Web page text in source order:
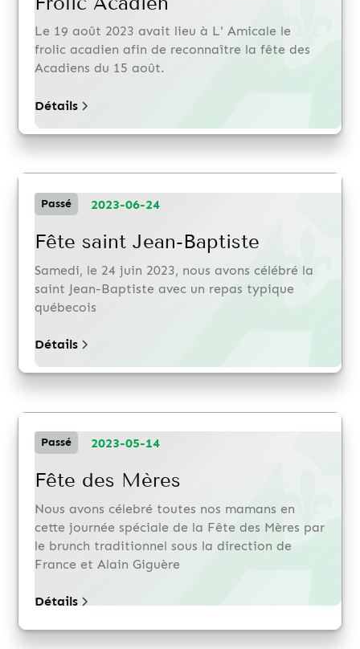
Le 19 août 2023 avait lieu à L' Amicale le
frolic acadien afin de reconnaître la fête des
Acadiens du 15 août.
Détails
Passé 2023-06-24
Fête saint Jean-Baptiste
Samedi, le 24 juin 2023, nous avons célébré la
saint Jean-Baptiste avec un repas typique
québecois
Détails
Passé 2023-05-14
Fête des Mères
Nous avons célebré toutes nos mamans en
cette journée spéciale de la Fête des Mères par
le brunch traditionnel sous la direction de
France et Alain Giguère
Détails